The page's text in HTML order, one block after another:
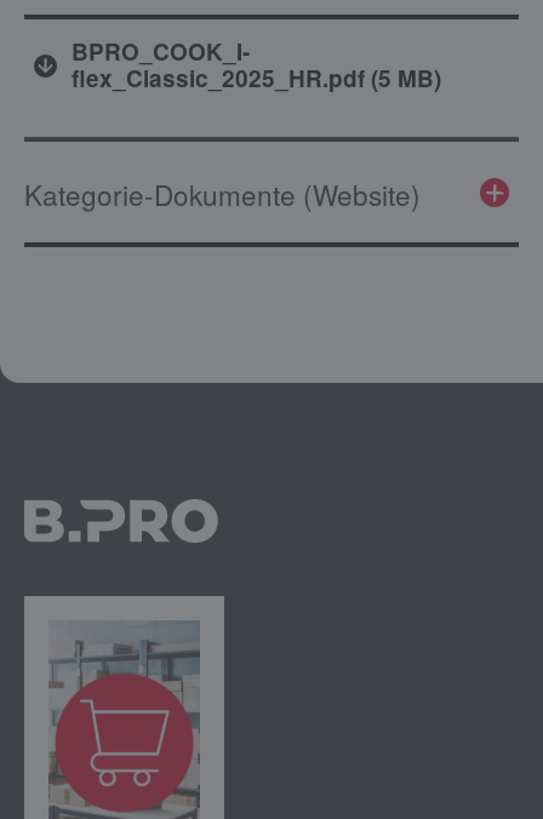
BPRO_COOK_I-
flex_Classic_2025_HR.pdf(5 MB)
Kategorie-Dokumente (Website)